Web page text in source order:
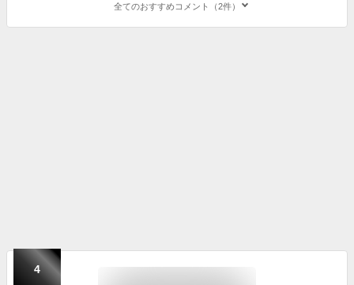
全てのおすすめコメント（2件）
4